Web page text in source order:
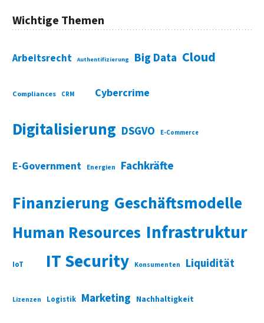
Wichtige Themen
Arbeitsrecht Authentifizierung Big Data Cloud
Compliances CRM Cybercrime
Digitalisierung DSGVO E-Commerce
E-Government Energien Fachkräfte
Finanzierung Geschäftsmodelle
Human Resources Infrastruktur
IoT IT Security Konsumenten Liquidität
Lizenzen Logistik Marketing Nachhaltigkeit